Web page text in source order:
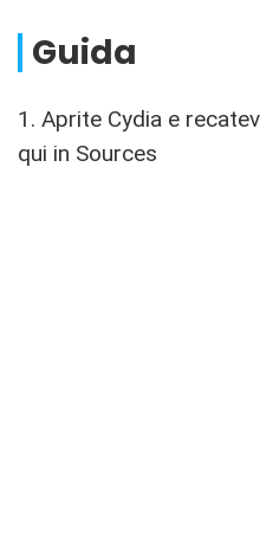
Guida
1. Aprite Cydia e
qui in Sources